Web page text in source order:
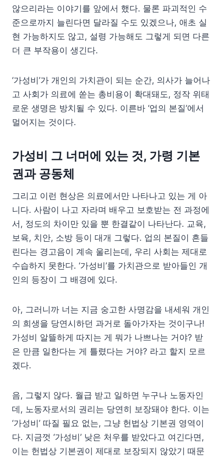
않으리라는 이야기를 앞에서 했다. 물론 파괴적인 수
준으로까지 늘린다면 달라질 수도 있겠으나, 애초 실
현 가능하지도 않고, 설령 가능해도 그렇게 되면 다른
더 큰 부작용이 생긴다.
‘가성비’가 개인의 가치관이 되는 순간, 의사가 늘어나
고 사회가 의료에 쏟는 총비용이 확대돼도, 정작 위태
로운 생명은 방치될 수 있다. 이른바 ‘업의 본질’에서
멀어지는 것이다.
가성비 그 너머에 있는 것, 가령 기본
권과 공동체
그리고 이런 현상은 의료에서만 나타나고 있는 게 아
니다. 사람이 나고 자라며 배우고 보호받는 전 과정에
서, 정도의 차이만 있을 뿐 한결같이 나타난다. 교육,
보육, 치안, 소방 등이 대개 그렇다. 업의 본질이 흔들
린다는 경고음이 계속 울리는데, 우리 사회는 제대로
수습하지 못한다. ‘가성비’를 가치관으로 받아들인 개
인의 등장이 그 배경에 있다.
아, 그러니까 너는 지금 숭고한 사명감을 내세워 개인
의 희생을 당연시하던 과거로 돌아가자는 것이구나!
가성비 알뜰하게 따지는 게 뭐가 나쁘나는 거야? 받
은 만큼 일한다는 게 틀렸다는 거야? 라고 할지 모르
겠다.
음, 그렇지 않다. 월급 받고 일하면 누구나 노동자인
데, 노동자로서의 권리는 당연히 보장돼야 한다. 이는
‘가성비’ 따질 필요 없는, 그냥 헌법상 기본권 영역이
다. 지금껏 ‘가성비’ 낮은 처우를 받았다고 여긴다면,
이는 헌법상 기본권이 제대로 보장되지 않았기 때문